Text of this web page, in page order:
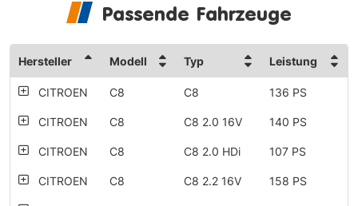
Passende Fahrzeuge
Hersteller Modell Typ Leistung
CITROEN C8 C8 136 PS
CITROEN C8 C8 2.0 16V 140 PS
CITROEN C8 C8 2.0 HDi 107 PS
CITROEN C8 C8 2.2 16V 158 PS